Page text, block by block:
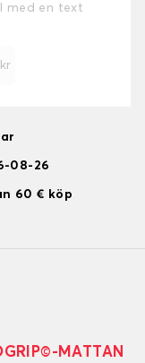
med en text
08-26
60 € köp
MATTAN